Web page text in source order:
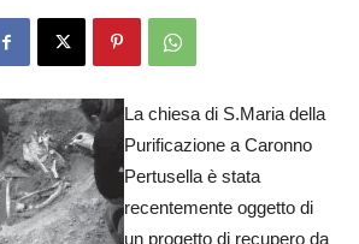
La chiesa di S.Maria della
Purificazione a Caronno
Pertusella è stata
recentemente oggetto di
un progetto di recupero da